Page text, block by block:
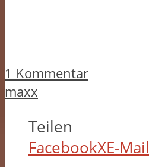
1 Kommentar
maxx
Teilen
FacebookXE-Mail